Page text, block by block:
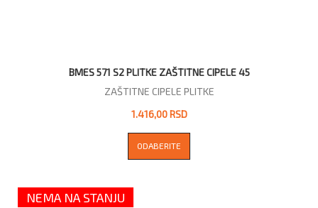
BMES 571 S2 PLITKE ZAŠTITNE CIPELE 45
ZAŠTITNE CIPELE PLITKE
1.416,00 RSD
ODABERITE
NEMA NA STANJU